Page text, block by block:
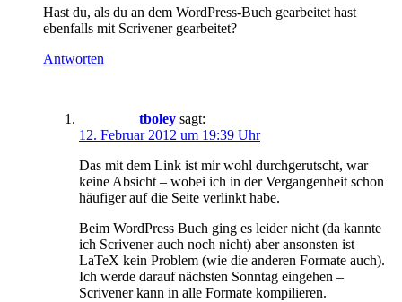
Hast du, als du an dem WordPress-Buch gearbeitet hast
ebenfalls mit Scrivener gearbeitet?
Antworten
tboley sagt:
12. Februar 2012 um 19:39 Uhr
Das mit dem Link ist mir wohl durchgerutscht, war
keine Absicht – wobei ich in der Vergangenheit schon
häufiger auf die Seite verlinkt habe.
Beim WordPress Buch ging es leider nicht (da kannte
ich Scrivener auch noch nicht) aber ansonsten ist
LaTeX kein Problem (wie die anderen Formate auch).
Ich werde darauf nächsten Sonntag eingehen –
Scrivener kann in alle Formate kompilieren.